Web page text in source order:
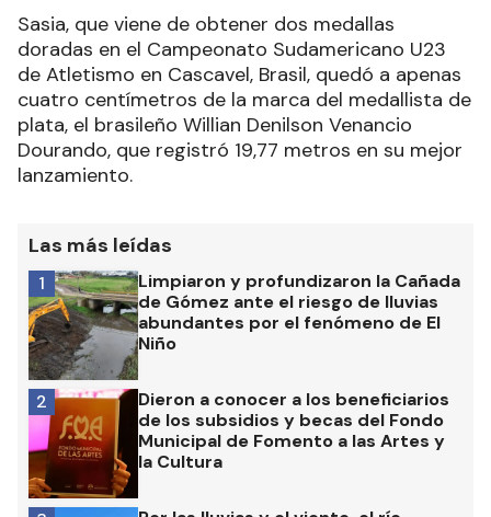
Sasia, que viene de obtener dos medallas
doradas en el Campeonato Sudamericano U23
de Atletismo en Cascavel, Brasil, quedó a apenas
cuatro centímetros de la marca del medallista de
plata, el brasileño Willian Denilson Venancio
Dourando, que registró 19,77 metros en su mejor
lanzamiento.
Las más leídas
Limpiaron y profundizaron la Cañada
de Gómez ante el riesgo de lluvias
abundantes por el fenómeno de El
Niño
1
Dieron a conocer a los beneficiarios
de los subsidios y becas del Fondo
Municipal de Fomento a las Artes y
la Cultura
2